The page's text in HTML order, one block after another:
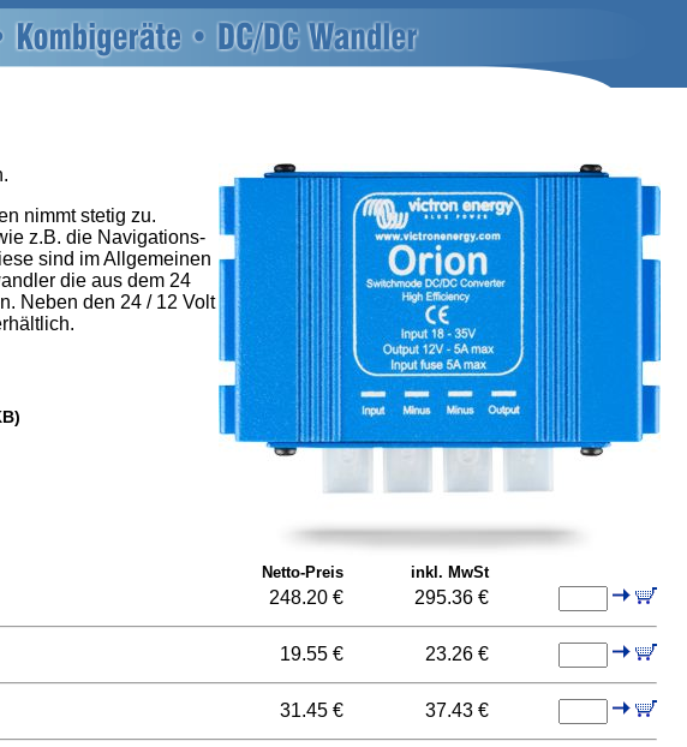
nimmt stetig zu.
z.B. die Navigations-
sind im Allgemeinen
die aus dem 24
Neben den 24 / 12 Volt
Netto-Preis inkl. MwSt
248.20 € 295.36 €
19.55 € 23.26 €
31.45 € 37.43 €